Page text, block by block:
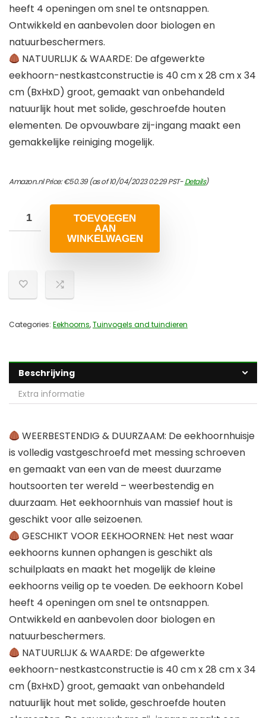
heeft 4 openingen om snel te ontsnappen.
Ontwikkeld en aanbevolen door biologen en
natuurbeschermers.
NATUURLIJK & WAARDE: De afgewerkte
eekhoorn-nestkastconstructie is 40 cm x 28 cm x 34
cm (BxHxD) groot, gemaakt van onbehandeld
natuurlijk hout met solide, geschroefde houten
elementen. De opvouwbare zij-ingang maakt een
gemakkelijke reiniging mogelijk.
Amazon.nl Price:€50.39(as of 10/04/2023 02:29 PST-Details)
TOEVOEGEN
AAN
WINKELWAGEN
Categories: Eekhoorns,Tuinvogels and tuindieren
Beschrijving
Extra informatie
WEERBESTENDIG & DUURZAAM: De eekhoornhuisje
is volledig vastgeschroefd met messing schroeven
en gemaakt van een van de meest duurzame
houtsoorten ter wereld – weerbestendig en
duurzaam. Het eekhoornhuis van massief hout is
geschikt voor alle seizoenen.
GESCHIKT VOOR EEKHOORNEN: Het nest waar
eekhoorns kunnen ophangen is geschikt als
schuilplaats en maakt het mogelijk de kleine
eekhoorns veilig op te voeden. De eekhoorn Kobel
heeft 4 openingen om snel te ontsnappen.
Ontwikkeld en aanbevolen door biologen en
natuurbeschermers.
NATUURLIJK & WAARDE: De afgewerkte
eekhoorn-nestkastconstructie is 40 cm x 28 cm x 34
cm (BxHxD) groot, gemaakt van onbehandeld
natuurlijk hout met solide, geschroefde houten